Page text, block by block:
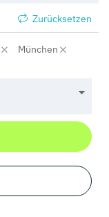
Zurücksetzen
München